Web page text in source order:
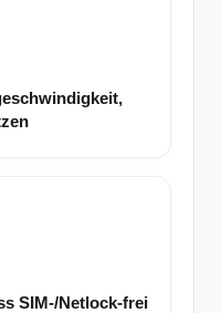
SIM-/Netlock-frei